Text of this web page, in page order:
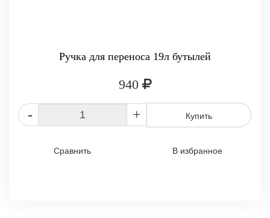
Ручка для переноса 19л бутылей
940
- + Купить
Сравнить В избранное